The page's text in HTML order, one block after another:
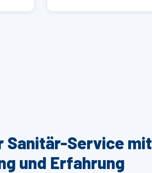
Sanitär-Service mit
und Erfahrung